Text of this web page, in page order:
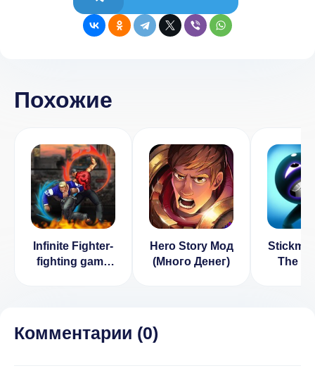
Похожие
Infinite Fighter-
fighting game
Hero Story Мод
(Много Денег)
The
Комментарии (0)